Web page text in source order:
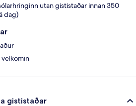
utan gististaðar innan 350
dag)
gististaðar